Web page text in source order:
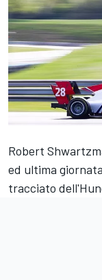
Robert
ed ultima
tracciato